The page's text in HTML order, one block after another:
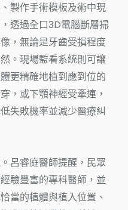
製作手術模板及術中現
透過全口3D電腦斷層掃
，無論是牙齒受損程度
。現場監看系統則可讓
更精確地植到應到位的
，或下顎神經受牽連，
失敗機率並減少醫療糾
呂睿庭醫師提醒，民眾
驗豐富的專科醫師，並
當的植體與植入位置、